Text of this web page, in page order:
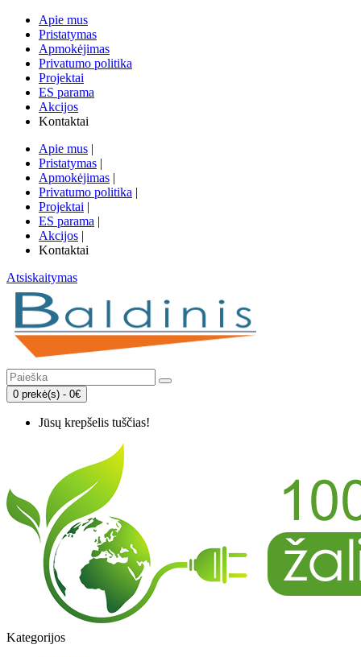
Apie mus
Pristatymas
Apmokėjimas
Privatumo politika
Projektai
ES parama
Akcijos
Kontaktai
Apie mus |
Pristatymas |
Apmokėjimas |
Privatumo politika |
Projektai |
ES parama |
Akcijos |
Kontaktai
Atsiskaitymas
0 prekė(s) - 0€
Jūsų krepšelis tuščias!
Kategorijos